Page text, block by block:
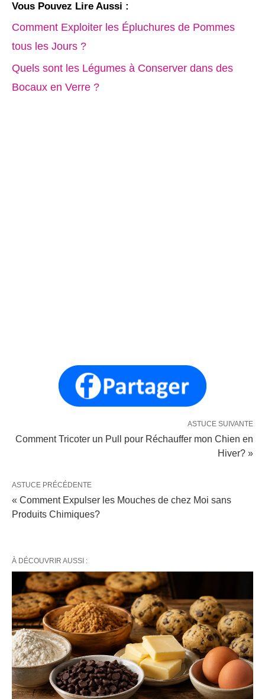
Vous Pouvez Lire Aussi :
Comment Exploiter les Épluchures de Pommes
tous les Jours ?
Quels sont les Légumes à Conserver dans des
Bocaux en Verre ?
ASTUCE SUIVANTE
Comment Tricoter un Pull pour Réchauffer mon Chien en
Hiver? »
ASTUCE PRÉCÉDENTE
« Comment Expulser les Mouches de chez Moi sans
Produits Chimiques?
À DÉCOUVRIR AUSSI :